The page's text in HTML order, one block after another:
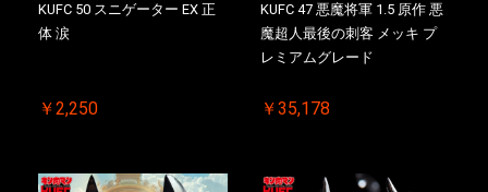
KUFC 50 スニゲーター EX 正
体 涙
￥2,250
KUFC 47 悪魔将軍 1.5 原作 悪
魔超人最後の刺客 メッキ プ
レミアムグレード
￥35,178